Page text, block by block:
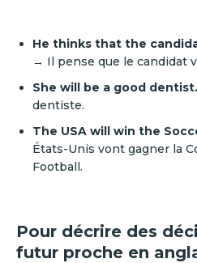
He thinks that the
→ Il pense que le candidat
She will be a good dentist.
dentiste.
The USA will win the
États-Unis vont gagner la
Football.
Pour décrire des
futur proche en